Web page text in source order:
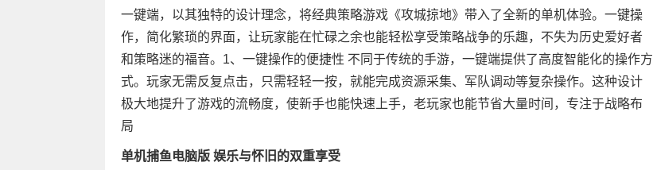
一键端，以其独特的设计理念，将经典策略游戏《攻城掠地》带入了全新的单机体验。一键操
作，简化繁琐的界面，让玩家能在忙碌之余也能轻松享受策略战争的乐趣，不失为历史爱好者
和策略迷的福音。1、一键操作的便捷性 不同于传统的手游，一键端提供了高度智能化的操作方
式。玩家无需反复点击，只需轻轻一按，就能完成资源采集、军队调动等复杂操作。这种设计
极大地提升了游戏的流畅度，使新手也能快速上手，老玩家也能节省大量时间，专注于战略布
局
单机捕鱼电脑版 娱乐与怀旧的双重享受